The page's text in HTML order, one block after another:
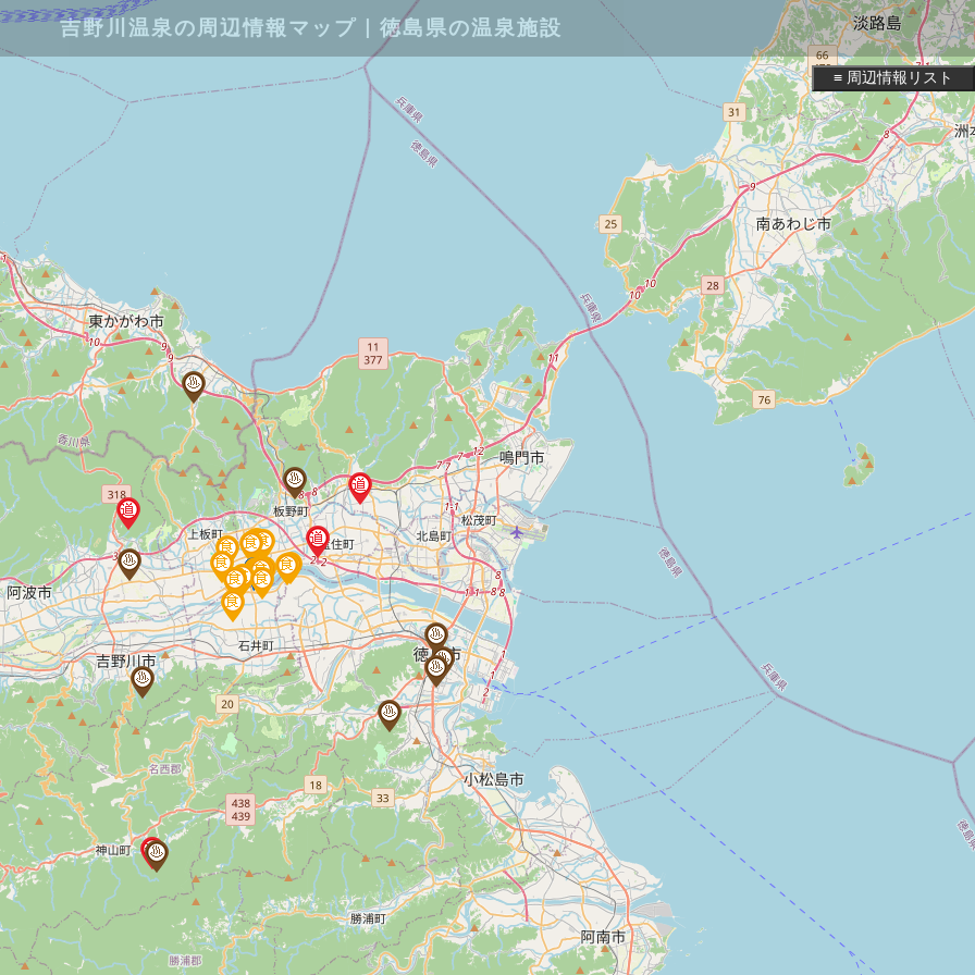
吉野川温泉の周辺情報マップ｜徳島県の温泉施設
≡ 周辺情報リスト